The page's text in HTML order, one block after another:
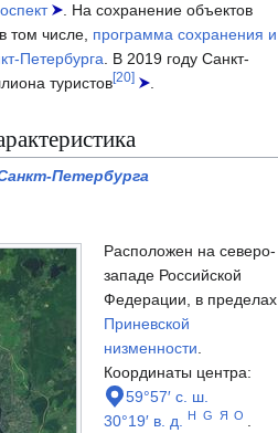
. На сохранение объектов
том числе, программа сохранения и
Петербурга . В 2019 году Санкт-
туристов[20] .
Петербурга
Расположен на северо-
западе Российской
Федерации, в пределах
Приневской
низменности
Координаты центра:
59°57′ с. ш.
30°19′ в. д.
H G Я O